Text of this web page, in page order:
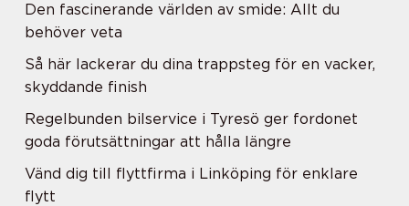
Den fascinerande världen av smide: Allt du
behöver veta
Så här lackerar du dina trappsteg för en vacker,
skyddande finish
Regelbunden bilservice i Tyresö ger fordonet
goda förutsättningar att hålla längre
Vänd dig till flyttfirma i Linköping för enklare
flytt